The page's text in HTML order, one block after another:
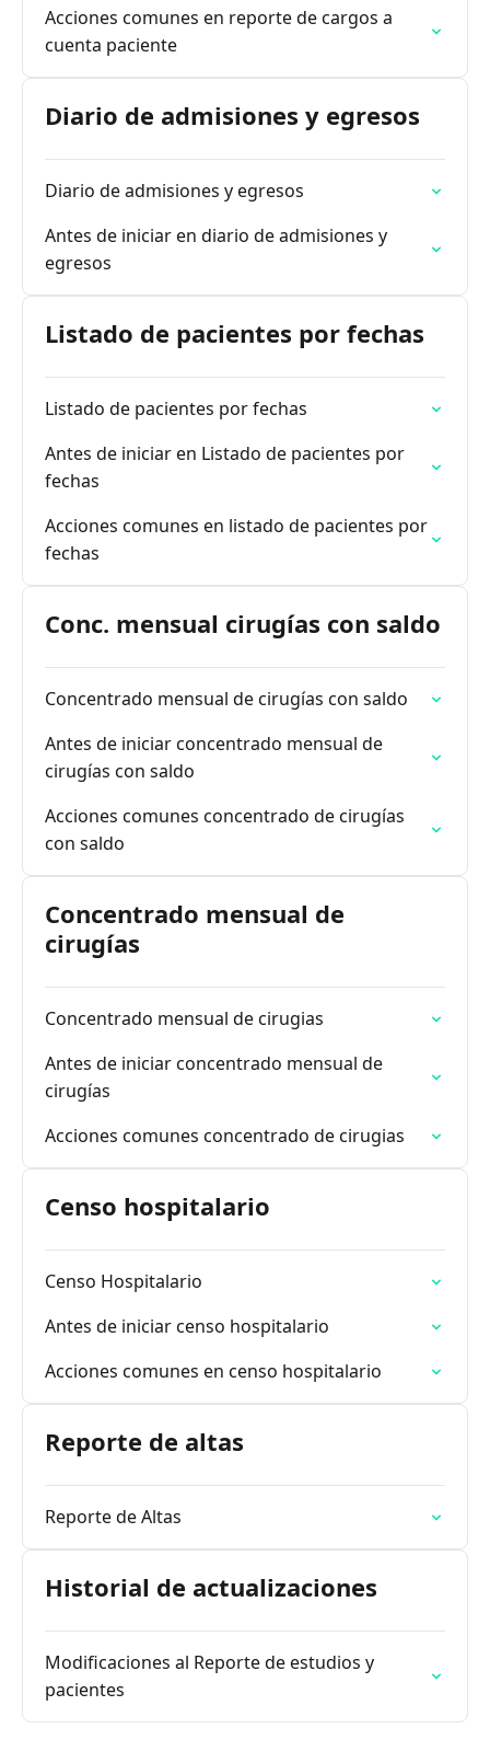
Acciones comunes en reporte de cargos a
cuenta paciente
Diario de admisiones y egresos
Diario de admisiones y egresos
Antes de iniciar en diario de admisiones y
egresos
Listado de pacientes por fechas
Listado de pacientes por fechas
Antes de iniciar en Listado de pacientes por
fechas
Acciones comunes en listado de pacientes por
fechas
Conc. mensual cirugías con saldo
Concentrado mensual de cirugías con saldo
Antes de iniciar concentrado mensual de
cirugías con saldo
Acciones comunes concentrado de cirugías
con saldo
Concentrado mensual de
cirugías
Concentrado mensual de cirugias
Antes de iniciar concentrado mensual de
cirugías
Acciones comunes concentrado de cirugias
Censo hospitalario
Censo Hospitalario
Antes de iniciar censo hospitalario
Acciones comunes en censo hospitalario
Reporte de altas
Reporte de Altas
Historial de actualizaciones
Modificaciones al Reporte de estudios y
pacientes